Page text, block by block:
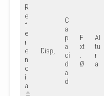
R
e
f
e
r
e
n
c
i
a
Disp,
C
a
p
a
ci
d
a
d
E
xt
.
Ø
Al
tu
r
a